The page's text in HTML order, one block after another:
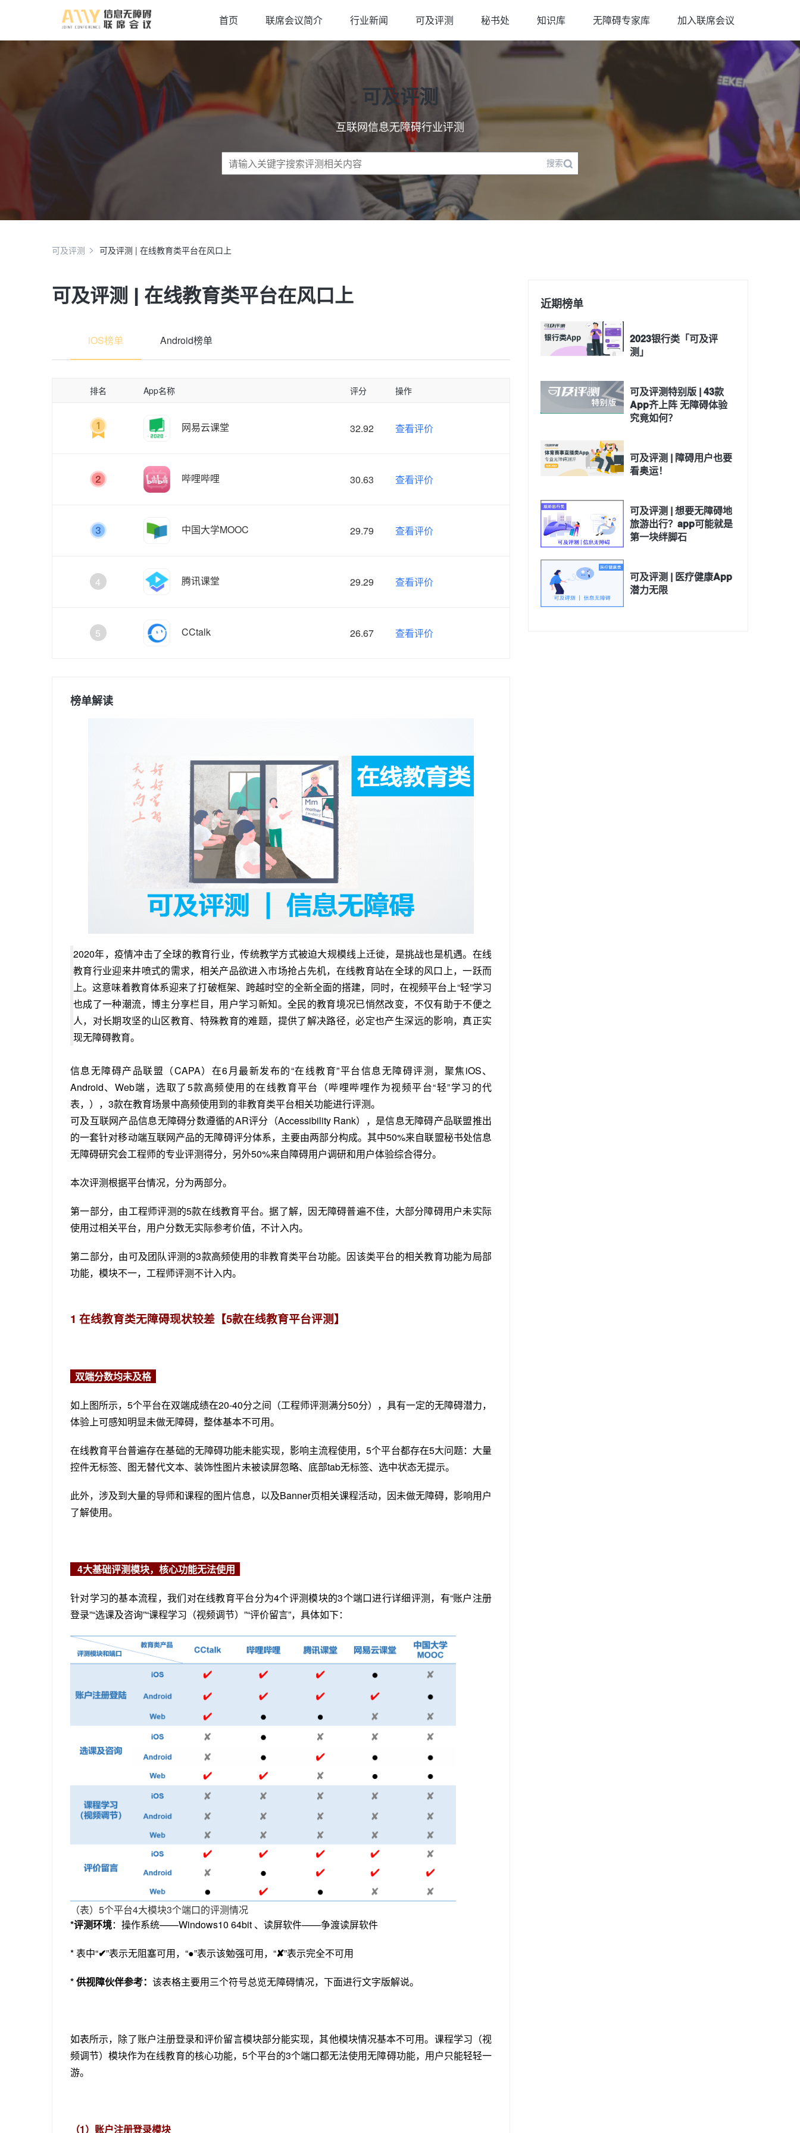
首页 联席会议简介 行业新闻 可及评测 秘书处 知识库 无障碍专家库 加入联席会议
可及评测
互联网信息无障碍行业评测
搜索
可及评测 可及评测 | 在线教育类平台在风口上
可及评测 | 在线教育类平台在风口上
iOS榜单 Android榜单
排名 App名称 评分 操作
网易云课堂 32.92 查看评价
哔哩哔哩 30.63 查看评价
中国大学MOOC 29.79 查看评价
4 腾讯课堂 29.29 查看评价
5 CCtalk 26.67 查看评价
榜单解读
2020年，疫情冲击了全球的教育行业，传统教学方式被迫大规模线上迁徙，是挑战也是机遇。在线
教育行业迎来井喷式的需求，相关产品欲进入市场抢占先机，在线教育站在全球的风口上，一跃而
上。这意味着教育体系迎来了打破框架、跨越时空的全新全面的搭建，同时，在视频平台上“轻”学习
也成了一种潮流，博主分享栏目，用户学习新知。全民的教育境况已悄然改变，不仅有助于不便之
人，对长期攻坚的山区教育、特殊教育的难题，提供了解决路径，必定也产生深远的影响，真正实
现无障碍教育。
信息无障碍产品联盟（CAPA）在6月最新发布的“在线教育”平台信息无障碍评测，聚焦iOS、
Android、Web端，选取了5款高频使用的在线教育平台（哔哩哔哩作为视频平台“轻”学习的代
表，），3款在教育场景中高频使用到的非教育类平台相关功能进行评测。
可及互联网产品信息无障碍分数遵循的AR评分（Accessibility Rank），是信息无障碍产品联盟推出
的一套针对移动端互联网产品的无障碍评分体系，主要由两部分构成。其中50%来自联盟秘书处信息
无障碍研究会工程师的专业评测得分，另外50%来自障碍用户调研和用户体验综合得分。
本次评测根据平台情况，分为两部分。
第一部分，由工程师评测的5款在线教育平台。据了解，因无障碍普遍不佳，大部分障碍用户未实际
使用过相关平台，用户分数无实际参考价值，不计入内。
第二部分，由可及团队评测的3款高频使用的非教育类平台功能。因该类平台的相关教育功能为局部
功能，模块不一，工程师评测不计入内。
1 在线教育类无障碍现状较差 【5款在线教育平台评测】
双端分数均未及格
如上图所示，5个平台在双端成绩在20-40分之间（工程师评测满分50分），具有一定的无障碍潜力，
体验上可感知明显未做无障碍，整体基本不可用。
在线教育平台普遍存在基础的无障碍功能未能实现，影响主流程使用，5个平台都存在5大问题：大量
控件无标签、图无替代文本、装饰性图片未被读屏忽略、底部tab无标签、选中状态无提示。
此外，涉及到大量的导师和课程的图片信息，以及Banner页相关课程活动，因未做无障碍，影响用户
了解使用。
4大基础评测模块，核心功能无法使用
针对学习的基本流程，我们对在线教育平台分为4个评测模块的3个端口进行详细评测，有“账户注册
登录”“选课及咨询”“课程学习（视频调节）”“评价留言”，具体如下：
（表）5个平台4大模块3个端口的评测情况
*评测环境：操作系统——Windows10 64bit 、读屏软件——争渡读屏软件
* 表中“✔”表示无阻塞可用，“●”表示该勉强可用，“✘”表示完全不可用
* 供视障伙伴参考： 该表格主要用三个符号总览无障碍情况，下面进行文字版解说。
如表所示，除了账户注册登录和评价留言模块部分能实现，其他模块情况基本不可用。课程学习（视
频调节）模块作为在线教育的核心功能，5个平台的3个端口都无法使用无障碍功能，用户只能轻轻一
游。
（1）账户注册登录模块
近期榜单
2023银行类「可及评
测」
可及评测特别版 | 43款
App齐上阵 无障碍体验
究竟如何？
可及评测 | 障碍用户也要
看奥运！
可及评测 | 想要无障碍地
旅游出行？app可能就是
第一块绊脚石
可及评测 | 医疗健康App
潜力无限